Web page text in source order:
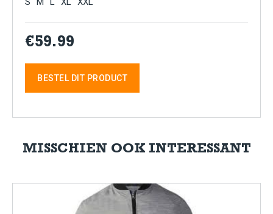
€59.99
BESTEL DIT PRODUCT
MISSCHIEN OOK INTERESSANT